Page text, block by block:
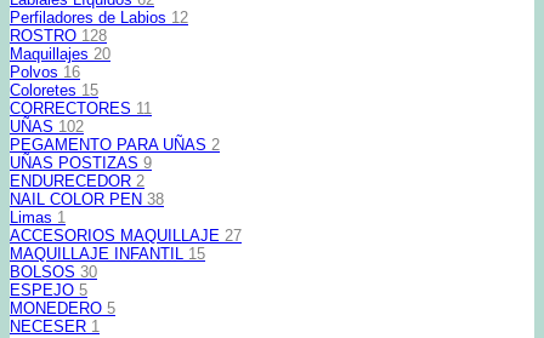
Perfiladores de Labios 12
ROSTRO 128
Maquillajes 20
Polvos 16
Coloretes 15
CORRECTORES 11
UÑAS 102
PEGAMENTO PARA UÑAS 2
UÑAS POSTIZAS 9
ENDURECEDOR 2
NAIL COLOR PEN 38
Limas 1
ACCESORIOS MAQUILLAJE 27
MAQUILLAJE INFANTIL 15
BOLSOS 30
ESPEJO 5
MONEDERO 5
NECESER 1